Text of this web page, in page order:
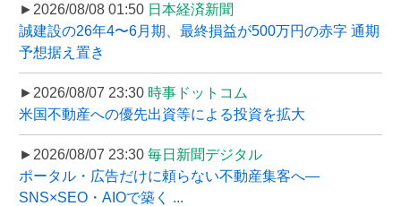
►2026/08/08 01:50 日本経済新聞
誠建設の26年4〜6月期、最終損益が500万円の赤字 通期
予想据え置き
►2026/08/07 23:30 時事ドットコム
米国不動産への優先出資等による投資を拡大
►2026/08/07 23:30 毎日新聞デジタル
ポータル・広告だけに頼らない不動産集客へ―
SNS×SEO・AIOで築く ...